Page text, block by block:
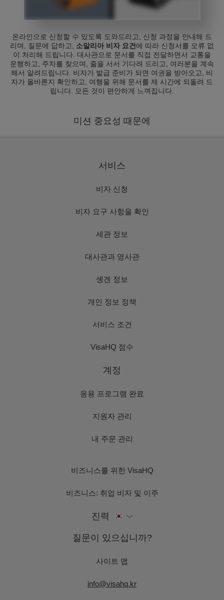
온라인으로 신청할 수 있도록 도와드리고, 신청 과정을 안내해 드
리며, 질문에 답하고, 소말리아 비자 요건 에 따라 신청서를 오류 없
이 처리해 드립니다. 대사관으로 문서를 직접 전달하면서 교통을
운행하고, 주차를 찾으며, 줄을 서서 기다려 드리고, 여러분을 계속
해서 알려드립니다. 비자가 발급 준비가 되면 여권을 받아오고, 비
자가 올바른지 확인하고, 여행을 위해 문서를 제 시간에 되돌려 드
립니다. 모든 것이 편안하게 느껴집니다.
미션 중요성 때문에
서비스
비자 신청
비자 요구 사항을 확인
세관 정보
대사관과 영사관
솅겐 정보
개인 정보 정책
서비스 조건
VisaHQ 점수
계정
응용 프로그램 완료
지원자 관리
내 주문 관리
비즈니스를 위한 VisaHQ
비즈니스: 취업 비자 및 이주
진력
질문이 있으십니까?
사이트 맵
info@visahq.kr